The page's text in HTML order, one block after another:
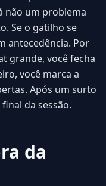
não um problema
Se o gatilho se
antecedência. Por
grande, você fecha
você marca a
Após um surto
da sessão.
da